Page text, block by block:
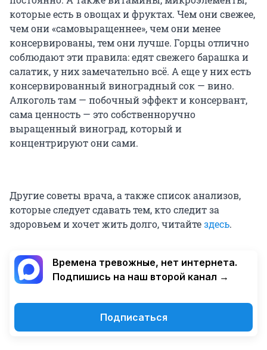
которые есть в овощах и фруктах. Чем они свежее,
чем они «самовыращеннее», чем они менее
консервированы, тем они лучше. Горцы отлично
соблюдают эти правила: едят свежего барашка и
салатик, у них замечательно всё. А еще у них есть
консервированный виноградный сок — вино.
Алкоголь там — побочный эффект и консервант,
сама ценность — это собственноручно
выращенный виноград, который и
концентрируют они сами.
Другие советы врача, а также список анализов,
которые следует сдавать тем, кто следит за
здоровьем и хочет жить долго, читайтездесь.
Времена тревожные, нет интернета.
Подпишись на наш второй канал →
Подписаться